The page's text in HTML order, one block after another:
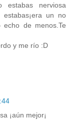
estabas nerviosa
un no
echo de menos.Te
y me río :D
¡aún mejor¡